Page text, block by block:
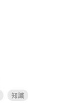
知識